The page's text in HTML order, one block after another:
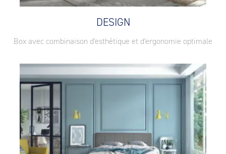
DESIGN
Box avec combinaison d'esthétique et d'ergonomie optimale